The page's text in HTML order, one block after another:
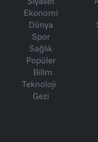
Siyaset
Ekonomi
Dünya
Spor
Sağlık
Popüler
Bilim
Teknoloji
Gezi